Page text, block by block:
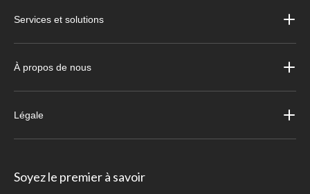
Services et solutions
À propos de nous
Légale
Soyez le premier à savoir